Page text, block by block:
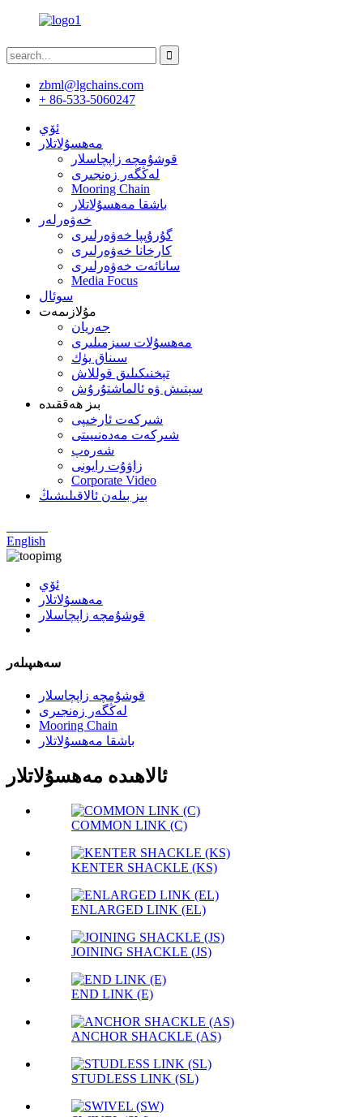
zbml@lgchains.com
+ 86-533-5060247
ئۆي
مەھسۇلاتلار
قوشۇمچە زاپچاسلار
لەڭگەر زەنجىرى
Mooring Chain
باشقا مەھسۇلاتلار
خەۋەرلەر
گۇرۇپپا خەۋەرلىرى
كارخانا خەۋەرلىرى
سانائەت خەۋەرلىرى
Media Focus
سوئال
مۇلازىمەت
جەريان
مەھسۇلات سىزمىلىرى
سىناق يۈك
تېخنىكىلىق قوللاش
سېتىش ۋە ئالماشتۇرۇش
بىز ھەققىدە
شىركەت ئارخىپى
شىركەت مەدەنىيىتى
شەرەپ
زاۋۇت رايونى
Corporate Video
بىز بىلەن ئالاقىلىشىڭ
English
ئۆي
مەھسۇلاتلار
قوشۇمچە زاپچاسلار
سەھىپىلەر
قوشۇمچە زاپچاسلار
لەڭگەر زەنجىرى
Mooring Chain
باشقا مەھسۇلاتلار
ئالاھىدە مەھسۇلاتلار
COMMON LINK (C)
KENTER SHACKLE (KS)
ENLARGED LINK (EL)
JOINING SHACKLE (JS)
END LINK (E)
ANCHOR SHACKLE (AS)
STUDLESS LINK (SL)